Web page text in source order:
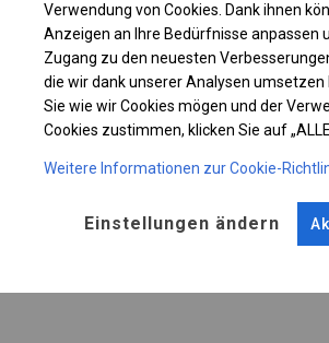
Einzelheiten ansehen
Plane ändern
KONSTRUKTION
Verwendung von Cookies. Dank ihnen
Anzeigen an Ihre Bedürfnisse anpassen
Zugang zu den neuesten
die wir dank unserer Analysen umsetzen
Sie wie wir Cookies mögen und der
Cookies zustimmen, klicken Sie auf „ALLE
Weitere Informationen zur Cookie-
Einstellungen ändern